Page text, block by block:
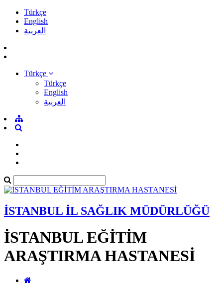
Türkçe
English
العربية
Türkçe
Türkçe
English
العربية
İSTANBUL İL SAĞLIK MÜDÜRLÜĞÜ
İSTANBUL EĞİTİM
ARAŞTIRMA HASTANESİ